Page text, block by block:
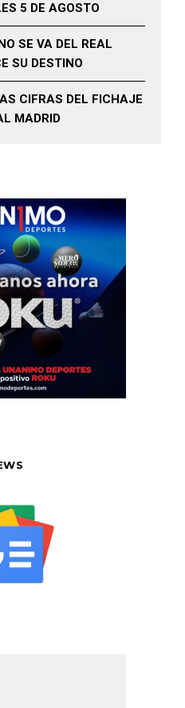
5 DE AGOSTO
SE VA DEL REAL
SU DESTINO
CIFRAS DEL FICHAJE
MADRID